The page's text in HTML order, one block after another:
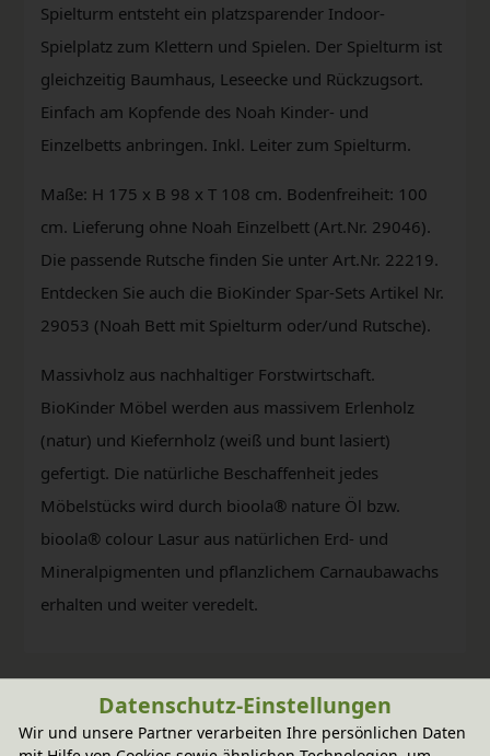
Spielturm entsteht ein platzsparender Indoor-
Spielplatz zum Klettern und Spielen. Der Spielturm ist
gleichzeitig Baumhaus, Leseecke und Rückzugsort.
Einfach am Kopfende des Noah Kinder- und
Einzelbetts anbringen. Inkl. Leiter zum Spielturm.
Maße: H 175 x B 98 x T 108 cm. Bodenfreiheit: 100
cm. Lieferung ohne Noah Einzelbett (Art.Nr. 29046).
Die passende Rutsche finden Sie unter Art.Nr. 22219.
Entdecken Sie auch die BioKinder Spar-Sets Artikel Nr.
29053 (Noah Bett mit Spielturm oder/und Rutsche).
Massivholz aus nachhaltiger Forstwirtschaft.
BioKinder Möbel werden aus massivem Erlenholz
(natur) und Kiefernholz (weiß und bunt lasiert)
gefertigt. Die natürliche Beschaffenheit jedes
Möbelstücks wird durch bioola® nature Öl bzw.
bioola® colour Lasur aus natürlichen Erd- und
Mineralpigmenten und pflanzlichem Carnaubawachs
erhalten und weiter veredelt.
Datenschutz-Einstellungen
Wir und unsere Partner verarbeiten Ihre persönlichen Daten